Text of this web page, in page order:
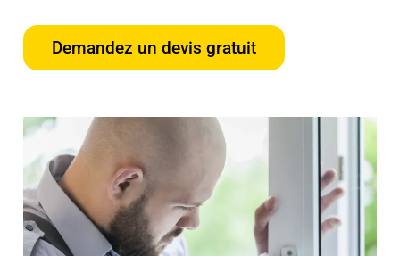
Demandez un devis gratuit